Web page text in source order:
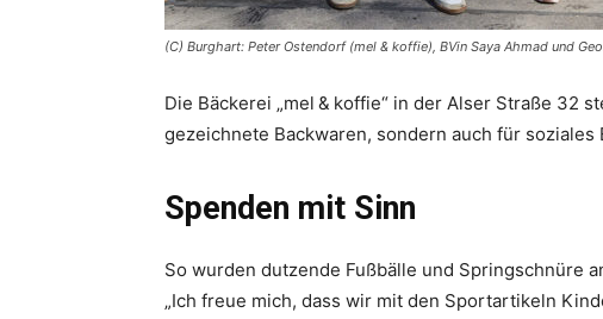
(C) Burghart: Peter Ostendorf (mel & koffie), BVin Saya Ahmad und
Die Bäckerei „mel & koffie“ in der Alser Straße
gezeichnete Backwaren, sondern auch für soziales
Spenden mit Sinn
So wurden dutzende Fußbälle und Springschnüre
„Ich freue mich, dass wir mit den Sportartikeln